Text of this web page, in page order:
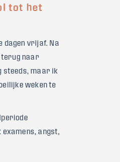
tot het
dagen vrijaf. Na
terug naar
steeds, maar ik
weken te
angst,